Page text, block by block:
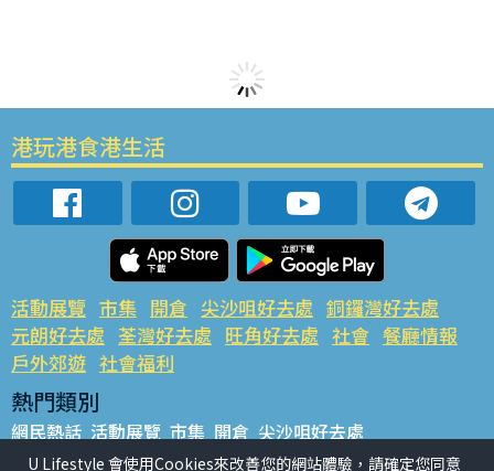
港玩港食港生活
活動展覽 市集 開倉 尖沙咀好去處 銅鑼灣好去處
元朗好去處 荃灣好去處 旺角好去處 社會 餐廳情報
戶外郊遊 社會福利
熱門類別
網民熱話 活動展覽 市集 開倉 尖沙咀好去處
銅鑼灣好去處 元朗好去處 荃灣好去處 旺角好去處 社會
U Lifestyle 會使用Cookies來改善您的網站體驗，請確定您同意